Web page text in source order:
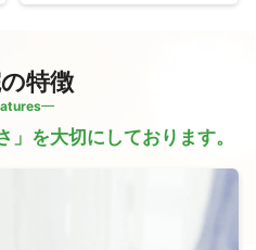
特徴
を大切にしております。